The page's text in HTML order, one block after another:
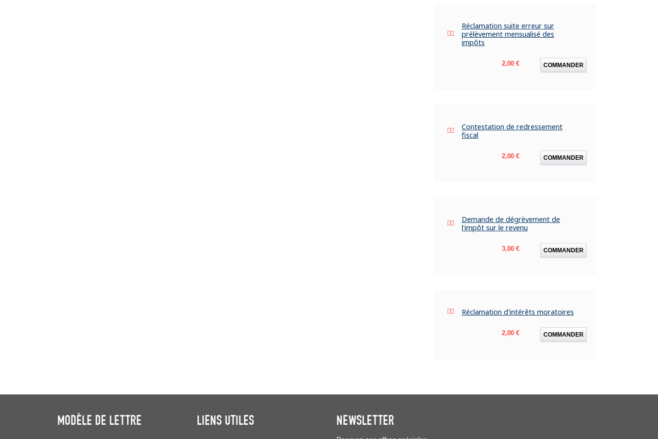
Réclamation suite erreur sur
prélèvement mensualisé des
impôts
Prix
2,00 € COMMANDER
Contestation de redressement
fiscal
Prix
2,00 € COMMANDER
Demande de dégrèvement de
l'impôt sur le revenu
Prix
3,00 € COMMANDER
Réclamation d'intérêts moratoires
Prix
2,00 € COMMANDER
MODÈLE DE LETTRE LIENS UTILES NEWSLETTER